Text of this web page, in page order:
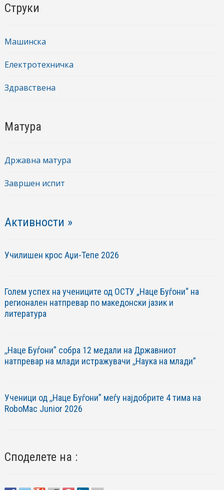
Струки
Машинска
Електротехничка
Здравствена
Матура
Државна матура
Завршен испит
Активности »
Училишен крос Аџи-Тепе 2026
Голем успех на учениците од ОСТУ „Наце Буѓони“ на
регионален натпревар по македонски јазик и
литература
,,Наце Буѓони” собра 12 медали на Државниот
натпревар на млади истражувачи ,,Наука на млади”
Ученици од ,,Наце Буѓони” меѓу најдобрите 4 тима на
RoboМac Junior 2026
Споделете на :